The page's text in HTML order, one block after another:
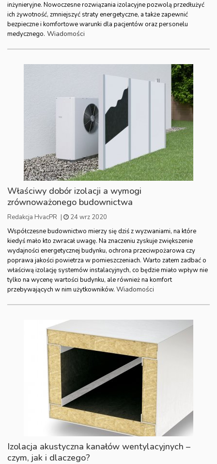
inżynieryjne. Nowoczesne rozwiązania izolacyjne pozwolą przedłużyć
ich żywotność, zmniejszyć straty energetyczne, a także zapewnić
bezpieczne i komfortowe warunki dla pacjentów oraz personelu
medycznego. Wiadomości
Właściwy dobór izolacji a wymogi
zrównoważonego budownictwa
Redakcja HvacPR |
24 wrz 2020
Współczesne budownictwo mierzy się dziś z wyzwaniami, na które
kiedyś mało kto zwracał uwagę. Na znaczeniu zyskuje zwiększenie
wydajności energetycznej budynku, ochrona przeciwpożarowa czy
poprawa jakości powietrza w pomieszczeniach. Warto zatem zadbać o
właściwą izolację systemów instalacyjnych, co będzie miało wpływ nie
tylko na wycenę wartości budynku, ale również na komfort
przebywających w nim użytkowników. Wiadomości
Izolacja akustyczna kanałów wentylacyjnych –
czym, jak i dlaczego?